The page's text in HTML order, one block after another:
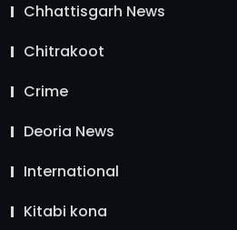
Chhattisgarh News
Chitrakoot
Crime
Deoria News
International
Kitabi kona